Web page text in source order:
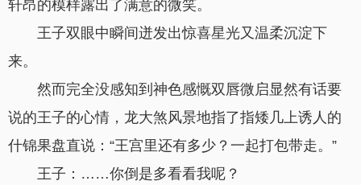
轩昂的模样露出了满意的微笑。
王子双眼中瞬间迸发出惊喜星光又温柔沉淀下
来。
然而完全没感知到神色感慨双唇微启显然有话要
说的王子的心情，龙大煞风景地指了指矮几上诱人的
什锦果盘直说：“王宫里还有多少？一起打包带走。”
王子：……你倒是多看看我呢？